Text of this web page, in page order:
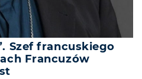
Szef francuskiego
Francuzów